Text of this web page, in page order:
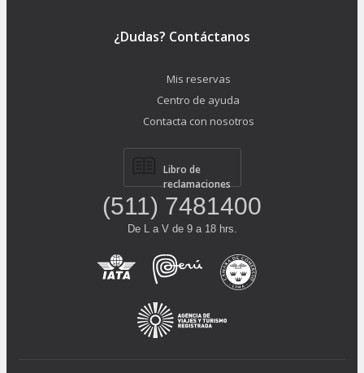
¿Dudas? Contáctanos
Mis reservas
Centro de ayuda
Contacta con nosotros
Libro de
reclamaciones
(511) 7481400
De L a V de 9 a 18 hrs.